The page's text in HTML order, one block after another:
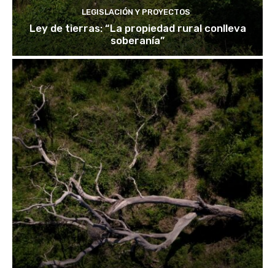
LEGISLACIÓN Y PROYECTOS
Ley de tierras: “La propiedad rural conlleva
soberanía”